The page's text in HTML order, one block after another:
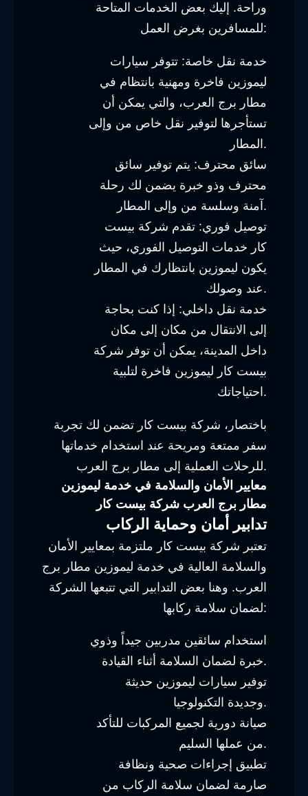
وراحة. إليك بعض الخدمات المتاحة
للمسافرين بغرض العمل:
خدمة نقل خاصة: تتوفر سيارات
ليموزين فاخرة ومهنية بانتظام في
مطار برج العرب، والتي يمكن أن
تستأجرها لتوفير نقل خاص من وإلى
المطار.
سائق محترف: يتم توفير سائق
محترف وذو خبرة يضمن لك رحلة
آمنة وسلسة من وإلى المطار.
توصيل فوري: تقدم شركة بيست
كار خدمات التوصيل الفوري، حيث
يكون ليموزين بانتظارك في المطار
عند وصولك.
خدمة نقل داخلي: إذا كنت بحاجة
إلى الانتقال من مكان إلى مكان
داخل المدينة، يمكن أن توفر شركة
بيست كار ليموزين فاخرة لتلبية
احتياجاتك.
باختصار، شركة بيست كار تضمن لك تجربة
سفر ممتعة ومريحة عند استخدام خدماتها
للرحلات العملية إلى مطار برج العرب.
معايير الأمان والسلامة في خدمة ليموزين
مطار برج العرب شركة بيست كار
تدابير أمان وحماية الركاب
تعتبر شركة بيست كار ملتزمة بمعايير الأمان
والسلامة العالية في خدمة ليموزين مطار برج
العرب. وهنا بعض التدابير التي تتبعها الشركة
لضمان سلامة ركابها:
استخدام سائقين مدربين جيداً وذوي
خبرة لضمان السلامة أثناء القيادة.
توفير سيارات ليموزين حديثة
وجديدة التكنولوجيا.
صيانة دورية لجميع المركبات للتأكد
من عملها السليم.
تطبيق إجراءات صحية ونظافة
صارمة لضمان سلامة الركاب من